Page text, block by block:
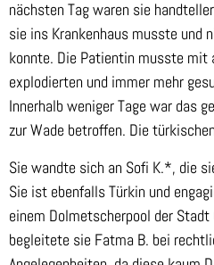
nächsten Tag waren sie
sie ins Krankenhaus musste und
konnte. Die Patientin musste mit
explodierten und immer mehr
Innerhalb weniger Tage war das
zur Wade betroffen. Die
Sie wandte sich an Sofi K.*, die
Sie ist ebenfalls Türkin und
einem Dolmetscherpool der
begleitete sie Fatma B. bei